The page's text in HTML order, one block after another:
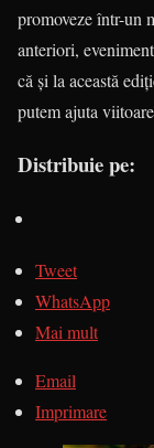
promoveze într-un
anteriori,
că şi la această
putem ajuta
Distribuie pe:
Tweet
WhatsApp
Mai mult
Email
Imprimare